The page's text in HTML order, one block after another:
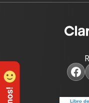
Test de velocidad de
Comprobantes
Adquirientes iPhone 6,
Mensaje de Seguridad
Centro de prensa
Trabaja en Claro